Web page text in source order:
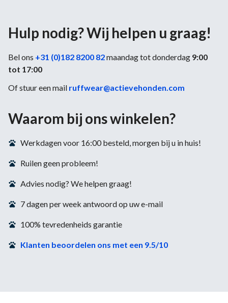
Hulp nodig? Wij helpen u graag!
Bel ons +31 (0)182 8200 82maandag tot donderdag 9:00
tot 17:00
Of stuur een mail ruffwear@actievehonden.com
Waarom bij ons winkelen?
Werkdagen voor 16:00 besteld, morgen bij u in huis!
Ruilen geen probleem!
Advies nodig? We helpen graag!
7 dagen per week antwoord op uw e-mail
100% tevredenheids garantie
Klanten beoordelen ons met een 9.5/10